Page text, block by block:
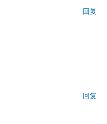
回复
回复